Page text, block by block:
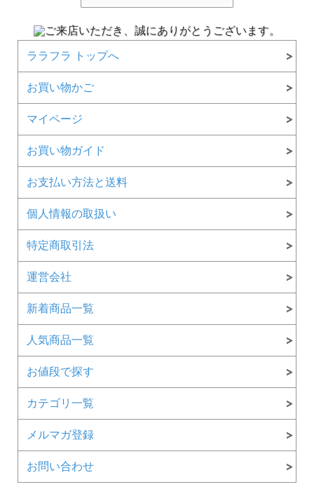
ララフラ トップへ
お買い物かご
マイページ
お買い物ガイド
お支払い方法と送料
個人情報の取扱い
特定商取引法
運営会社
新着商品一覧
人気商品一覧
お値段で探す
カテゴリ一覧
メルマガ登録
お問い合わせ